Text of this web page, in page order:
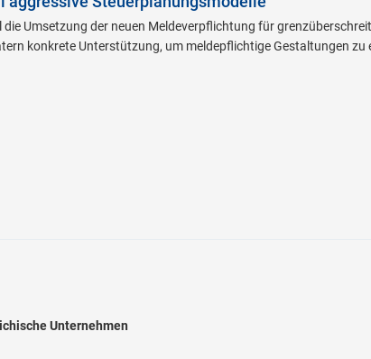
Umsetzung der neuen Meldeverpflichtung für
konkrete Unterstützung, um meldepflichtige Gestaltungen zu
Unternehmen